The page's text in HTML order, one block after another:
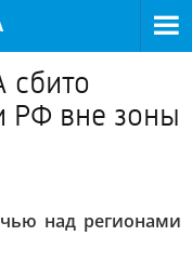
сбито
РФ вне зоны
над регионами